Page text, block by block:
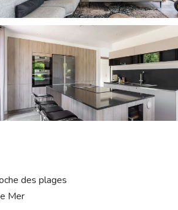
des plages
Mer